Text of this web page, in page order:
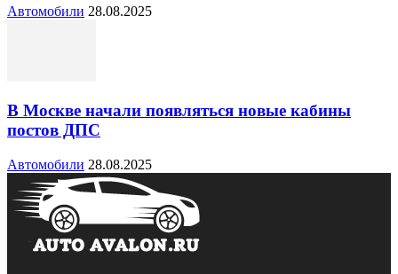
Автомобили 28.08.2025
В Москве начали появляться новые кабины
постов ДПС
Автомобили 28.08.2025